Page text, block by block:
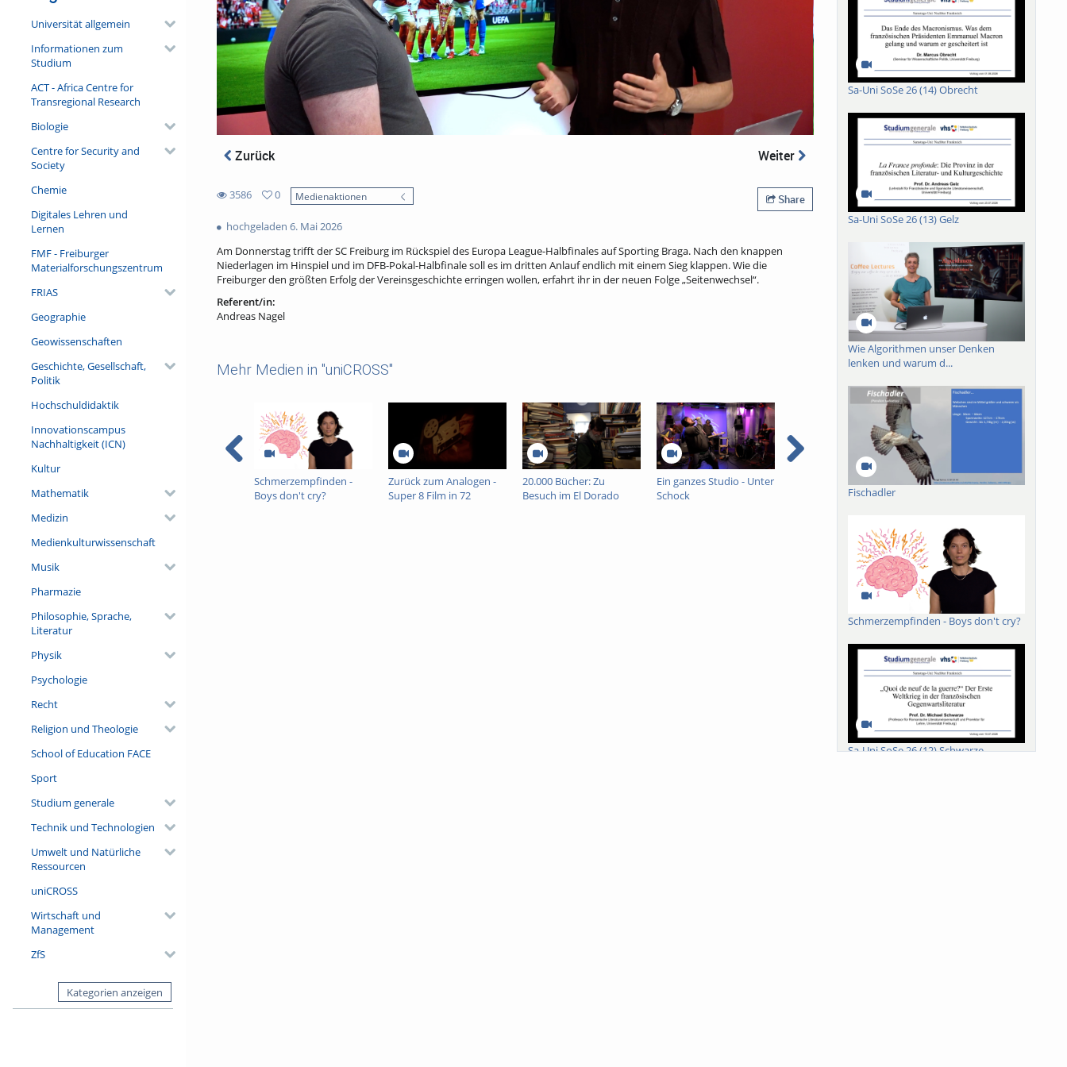
Universität allgemein
Informationen zum
Studium
ACT - Africa Centre for
Transregional Research
Biologie
Centre for Security and
Society
Chemie
Digitales Lehren und
Lernen
FMF - Freiburger
Materialforschungszentrum
FRIAS
Geographie
Geowissenschaften
Geschichte, Gesellschaft,
Politik
Hochschuldidaktik
Innovationscampus
Nachhaltigkeit (ICN)
Kultur
Mathematik
Medizin
Medienkulturwissenschaft
Musik
Pharmazie
Philosophie, Sprache,
Literatur
Physik
Psychologie
Recht
Religion und Theologie
School of Education FACE
Sport
Studium generale
Technik und Technologien
Umwelt und Natürliche
Ressourcen
uniCROSS
Wirtschaft und
Management
ZfS
Kategorien anzeigen
Zurück Weiter
3586
views
0
favorites
Medienaktionen
Share
hochgeladen 6. Mai 2026
Am Donnerstag trifft der SC Freiburg im Rückspiel des Europa League-Halbfinales auf Sporting Braga. Nach den knappen
Niederlagen im Hinspiel und im DFB-Pokal-Halbfinale soll es im dritten Anlauf endlich mit einem Sieg klappen. Wie die
Freiburger den größten Erfolg der Vereinsgeschichte erringen wollen, erfahrt ihr in der neuen Folge „Seitenwechsel“.
Referent/in:
Andreas Nagel
Mehr Medien in "uniCROSS"
Schmerzempfinden -
Boys don't cry?
Zurück zum Analogen -
Super 8 Film in 72
20.000 Bücher: Zu
Besuch im El Dorado
Ein ganzes Studio - Unter
Schock
Ein ganzes Studio - Unter
Sommer, Sonne,
Sa-Uni SoSe 26 (14) Obrecht
Sa-Uni SoSe 26 (13) Gelz
Wie Algorithmen unser Denken
lenken und warum d...
Fischadler
Schmerzempfinden - Boys don't cry?
Sa-Uni SoSe 26 (12) Schwarze